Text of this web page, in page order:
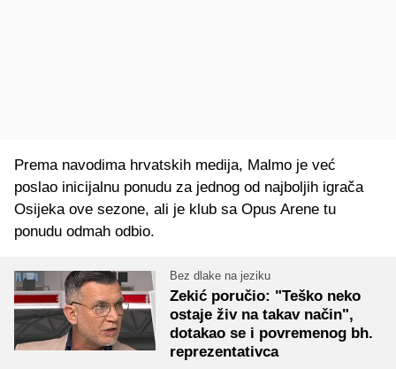
Prema navodima hrvatskih medija, Malmo je već
poslao inicijalnu ponudu za jednog od najboljih igrača
Osijeka ove sezone, ali je klub sa Opus Arene tu
ponudu odmah odbio.
Bez dlake na jeziku
Zekić poručio: "Teško neko
ostaje živ na takav način",
dotakao se i povremenog bh.
reprezentativca